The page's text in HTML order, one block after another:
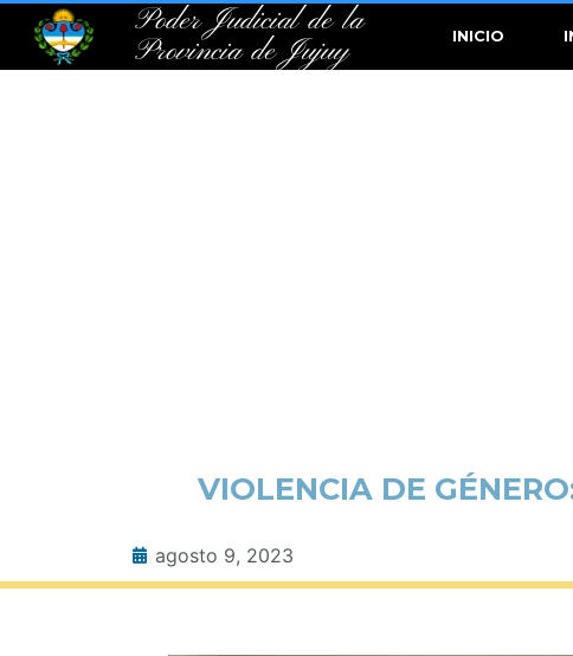
Poder Judicial de la
Provincia de Jujuy
INICIO
VIOLENCIA DE
agosto 9, 2023